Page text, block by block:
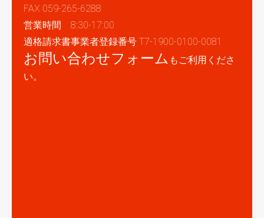
FAX 059-265-6288
営業時間 8:30-17:00
適格請求書事業者登録番号 T7-1900-0100-0081
お問い合わせフォーム もご利用くださ
い。